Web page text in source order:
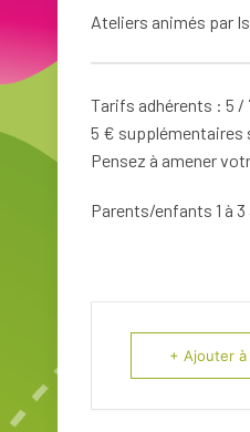
Ateliers animés par
Tarifs adhérents : 5 /
5 € supplémentaires
Pensez à amener
Parents/enfants 1 à 3
+ Ajouter à